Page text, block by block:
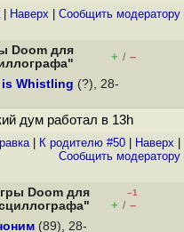
| Наверх Cообщить модератору
Doom для
+ / –
is Whistling (?), 28-
дум работал в 13h
| К родителю #50 Наверх
Cообщить модератору
Doom для
–1
+ / –
(89), 28-